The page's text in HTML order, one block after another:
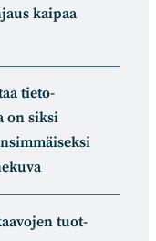
kaipaa
tieto­
on siksi
tuot­